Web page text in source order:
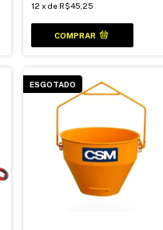
12 x de R$45,25
ESGOTADO